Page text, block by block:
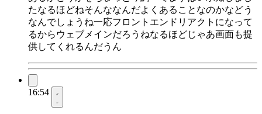
たなるほどねそんななんだよくあることなのかなどう
なんでしょうね一応フロントエンドリアクトになって
るからウェブメインだろうねなるほどじゃあ画面も提
供してくれるんだうん
16:54